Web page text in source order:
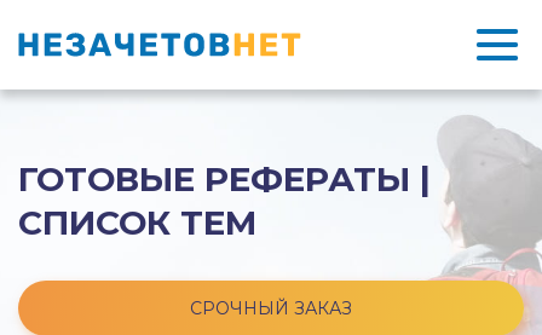
ГОТОВЫЕ РЕФЕРАТЫ |
СПИСОК ТЕМ
СРОЧНЫЙ ЗАКАЗ